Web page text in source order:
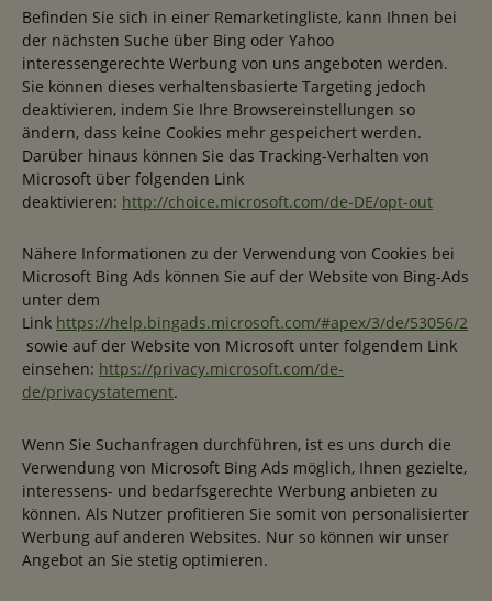
Befinden Sie sich in einer Remarketingliste, kann Ihnen bei
der nächsten Suche über Bing oder Yahoo
interessengerechte Werbung von uns angeboten werden.
Sie können dieses verhaltensbasierte Targeting jedoch
deaktivieren, indem Sie Ihre Browsereinstellungen so
ändern, dass keine Cookies mehr gespeichert werden.
Darüber hinaus können Sie das Tracking-Verhalten von
Microsoft über folgenden Link
deaktivieren: http://choice.microsoft.com/de-DE/opt-out
Nähere Informationen zu der Verwendung von Cookies bei
Microsoft Bing Ads können Sie auf der Website von Bing-Ads
unter dem
Link https://help.bingads.microsoft.com/#apex/3/de/53056/2
sowie auf der Website von Microsoft unter folgendem Link
einsehen: https://privacy.microsoft.com/de-
de/privacystatement.
Wenn Sie Suchanfragen durchführen, ist es uns durch die
Verwendung von Microsoft Bing Ads möglich, Ihnen gezielte,
interessens- und bedarfsgerechte Werbung anbieten zu
können. Als Nutzer profitieren Sie somit von personalisierter
Werbung auf anderen Websites. Nur so können wir unser
Angebot an Sie stetig optimieren.